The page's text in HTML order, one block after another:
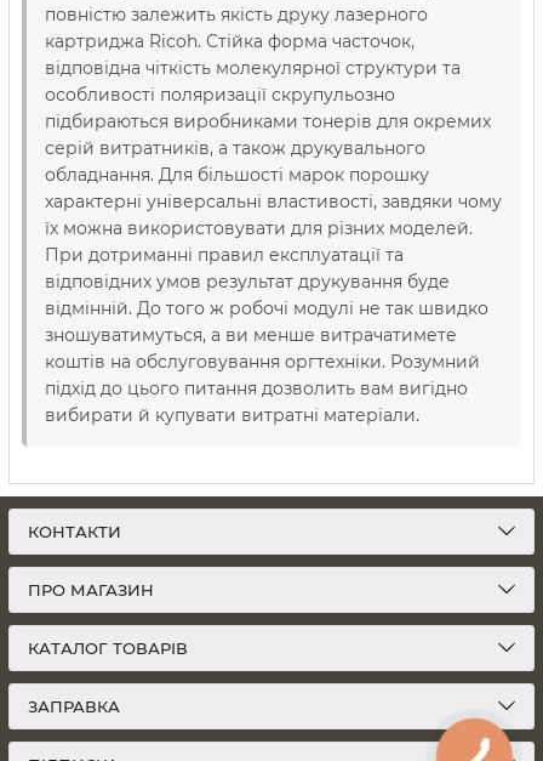
повністю залежить якість друку лазерного
картриджа Ricoh. Стійка форма часточок,
відповідна чіткість молекулярної структури та
особливості поляризації скрупульозно
підбираються виробниками тонерів для окремих
серій витратників, а також друкувального
обладнання. Для більшості марок порошку
характерні універсальні властивості, завдяки чому
їх можна використовувати для різних моделей.
При дотриманні правил експлуатації та
відповідних умов результат друкування буде
відмінній. До того ж робочі модулі не так швидко
зношуватимуться, а ви менше витрачатимете
коштів на обслуговування оргтехніки. Розумний
підхід до цього питання дозволить вам вигідно
вибирати й купувати витратні матеріали.
КОНТАКТИ
ПРО МАГАЗИН
КАТАЛОГ ТОВАРІВ
ЗАПРАВКА